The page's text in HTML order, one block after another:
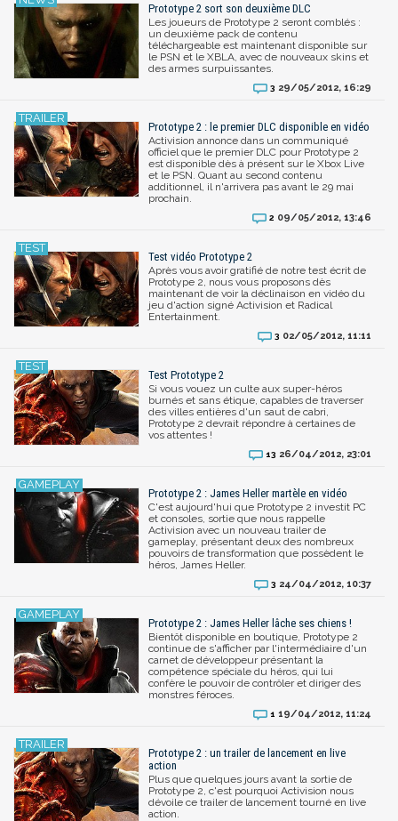
Prototype 2 sort son deuxième DLC
Les joueurs de Prototype 2 seront comblés :
un deuxième pack de contenu
téléchargeable est maintenant disponible sur
le PSN et le XBLA, avec de nouveaux skins et
des armes surpuissantes.
3 29/05/2012, 16:29
Prototype 2 : le premier DLC disponible en vidéo
Activision annonce dans un communiqué
officiel que le premier DLC pour Prototype 2
est disponible dès à présent sur le Xbox Live
et le PSN. Quant au second contenu
additionnel, il n'arrivera pas avant le 29 mai
prochain.
2 09/05/2012, 13:46
Test vidéo Prototype 2
Après vous avoir gratifié de notre test écrit de
Prototype 2, nous vous proposons dès
maintenant de voir la déclinaison en vidéo du
jeu d'action signé Activision et Radical
Entertainment.
3 02/05/2012, 11:11
Test Prototype 2
Si vous vouez un culte aux super-héros
burnés et sans étique, capables de traverser
des villes entières d'un saut de cabri,
Prototype 2 devrait répondre à certaines de
vos attentes !
13 26/04/2012, 23:01
Prototype 2 : James Heller martèle en vidéo
C'est aujourd'hui que Prototype 2 investit PC
et consoles, sortie que nous rappelle
Activision avec un nouveau trailer de
gameplay, présentant deux des nombreux
pouvoirs de transformation que possèdent le
héros, James Heller.
3 24/04/2012, 10:37
Prototype 2 : James Heller lâche ses chiens !
Bientôt disponible en boutique, Prototype 2
continue de s'afficher par l'intermédiaire d'un
carnet de développeur présentant la
compétence spéciale du héros, qui lui
confère le pouvoir de contrôler et diriger des
monstres féroces.
1 19/04/2012, 11:24
Prototype 2 : un trailer de lancement en live
action
Plus que quelques jours avant la sortie de
Prototype 2, c'est pourquoi Activision nous
dévoile ce trailer de lancement tourné en live
action.